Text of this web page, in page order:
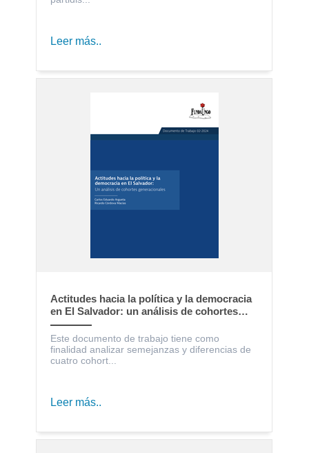
Leer más..
Actitudes hacia la política y la democracia
en El Salvador: un análisis de cohortes
generacionales
Este documento de trabajo tiene como
finalidad analizar semejanzas y diferencias de
cuatro cohort...
Leer más..